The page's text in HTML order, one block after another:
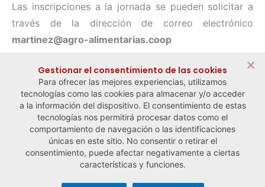
Las inscripciones a la jornada se pueden solicitar a
través de la dirección de correo electrónico
martinez@agro-alimentarias.coop
← Noticia anterior Noticia siguiente →
Gestionar el consentimiento de las cookies
Para ofrecer las mejores experiencias, utilizamos
tecnologías como las cookies para almacenar y/o acceder
a la información del dispositivo. El consentimiento de estas
tecnologías nos permitirá procesar datos como el
comportamiento de navegación o las identificaciones
únicas en este sitio. No consentir o retirar el
consentimiento, puede afectar negativamente a ciertas
características y funciones.